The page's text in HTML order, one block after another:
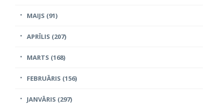
MAIJS (91)
APRĪLIS (207)
MARTS (168)
FEBRUĀRIS (156)
JANVĀRIS (297)